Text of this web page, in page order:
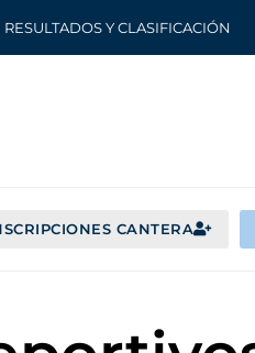
RESULTADOS Y CLASIFICACIÓN
CANTERA